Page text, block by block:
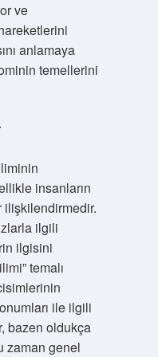
ve
anlamaya
temellerini
insanların
ilişkilendirmedir.
ilgili
ilgisini
temalı
ile ilgili
bazen oldukça
zaman genel